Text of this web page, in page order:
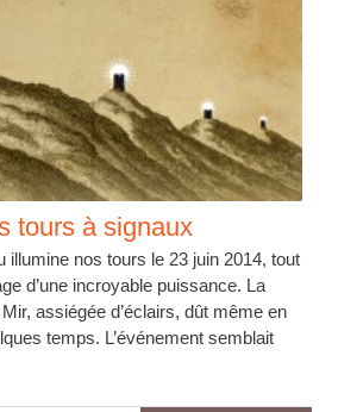
tours à signaux
illumine nos tours le 23 juin 2014, tout
d’une incroyable puissance. La
assiégée d’éclairs, dût même en
temps. L’événement semblait